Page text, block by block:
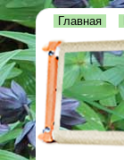
Главная